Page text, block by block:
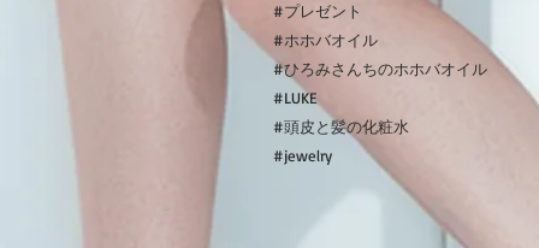
#プレゼント
#ホホバオイル
#ひろみさんちのホホバオイル
#LUKE
#頭皮と髪の化粧水
#jewelry